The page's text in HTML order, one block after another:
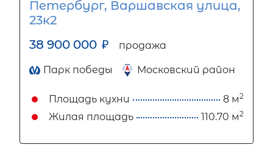
Петербург, Варшавская улица,
23к2
38 900 000 ₽ продажа
Парк победы Московский район
Площадь кухни 8 м2
Жилая площадь 110.70 м2